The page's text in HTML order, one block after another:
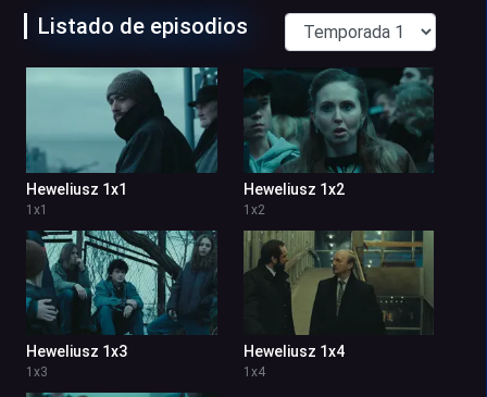
Listado de episodios
Heweliusz 1x1
1 x1
Heweliusz 1x2
1 x2
Heweliusz 1x3
1 x3
Heweliusz 1x4
1 x4